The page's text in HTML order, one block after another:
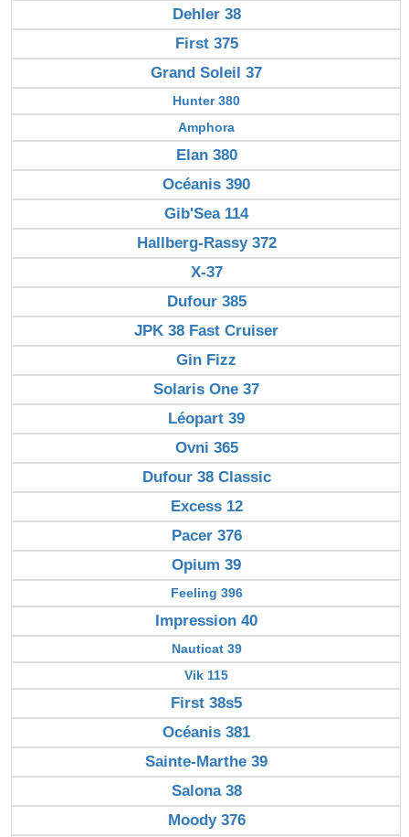
Dehler 38
First 375
Grand Soleil 37
Hunter 380
Amphora
Elan 380
Océanis 390
Gib'Sea 114
Hallberg-Rassy 372
X-37
Dufour 385
JPK 38 Fast Cruiser
Gin Fizz
Solaris One 37
Léopart 39
Ovni 365
Dufour 38 Classic
Excess 12
Pacer 376
Opium 39
Feeling 396
Impression 40
Nauticat 39
Vik 115
First 38s5
Océanis 381
Sainte-Marthe 39
Salona 38
Moody 376